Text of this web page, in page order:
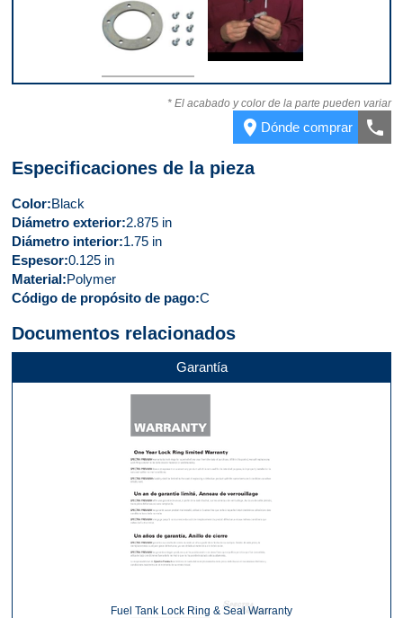
Parte superior Video 1
* El acabado y color de la parte pueden variar
place Dónde comprar call
Especificaciones de la pieza
Color Black
Diámetro exterior 2.875 in
Diámetro interior 1.75 in
Espesor 0.125 in
Material Polymer
Código de propósito de pago C
Documentos relacionados
Garantía
Fuel Tank Lock Ring & Seal Warranty